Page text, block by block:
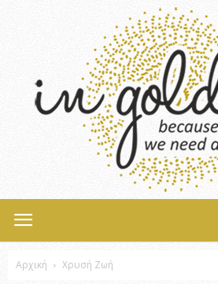
Αρχική Χρυσή Ζωή